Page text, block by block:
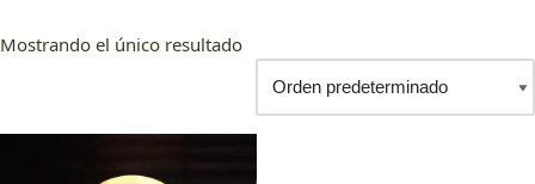
Mostrando el único resultado